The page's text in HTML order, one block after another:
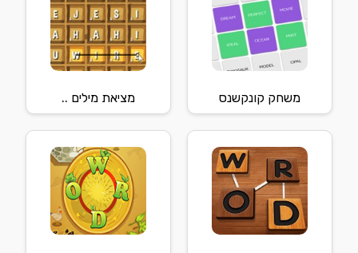
משחק קונקשנס מציאת מילים ..